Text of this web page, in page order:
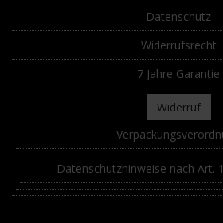
Datenschutz
Widerrufsrecht
7 Jahre Garantie
Widerruf
Datenschutzhinweise nach Art.